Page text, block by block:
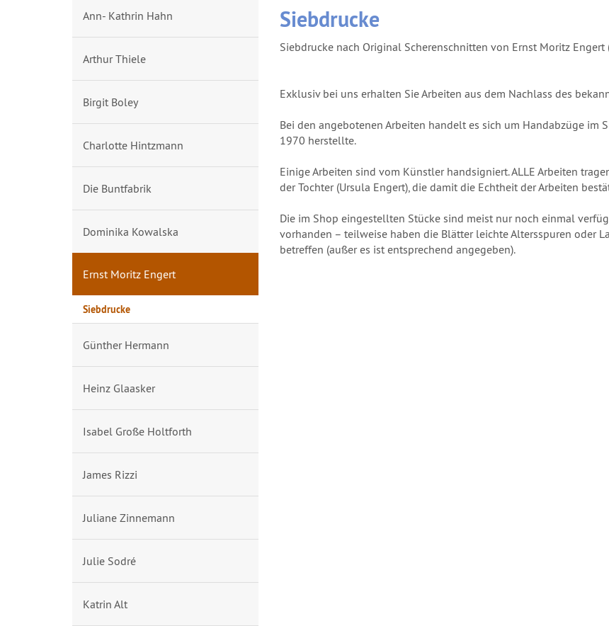
Siebdrucke
Siebdrucke nach Original Scherenschnitten von Ernst Moritz
Exklusiv bei uns erhalten Sie Arbeiten aus dem Nachlass des
Bei den angebotenen Arbeiten handelt es sich um Handabzüge im
1970 herstellte.
Einige Arbeiten sind vom Künstler handsigniert. ALLE Arbeiten
der Tochter (Ursula Engert), die damit die Echtheit der Arbeiten
Die im Shop eingestellten Stücke sind meist nur noch einmal
vorhanden – teilweise haben die Blätter leichte Altersspuren oder
betreffen (außer es ist entsprechend angegeben).
Ann- Kathrin Hahn
Arthur Thiele
Birgit Boley
Charlotte Hintzmann
Die Buntfabrik
Dominika Kowalska
Ernst Moritz Engert
Siebdrucke
Günther Hermann
Heinz Glaasker
Isabel Große Holtforth
James Rizzi
Juliane Zinnemann
Julie Sodré
Katrin Alt